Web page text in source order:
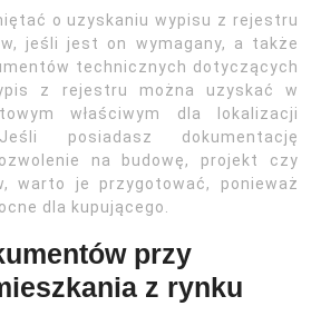
o uzyskaniu wypisu z rejestru
jeśli jest on wymagany, a także
technicznych dotyczących
z rejestru można uzyskać w
właściwym dla lokalizacji
posiadasz dokumentację
na budowę, projekt czy
warto je przygotować, ponieważ
dla kupującego.
przy
z rynku